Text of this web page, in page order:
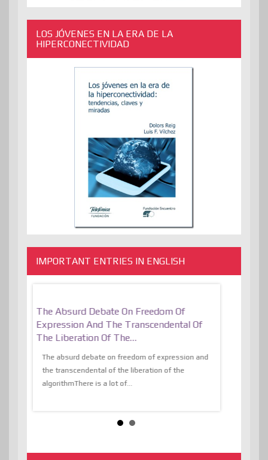
LOS JÓVENES EN LA ERA DE LA
HIPERCONECTIVIDAD
IMPORTANT ENTRIES IN ENGLISH
The Absurd Debate On Freedom Of
Expression And The Transcendental Of
The Liberation Of The…
The absurd debate on freedom of expression and
the transcendental of the liberation of the
algorithmThere is a lot of...